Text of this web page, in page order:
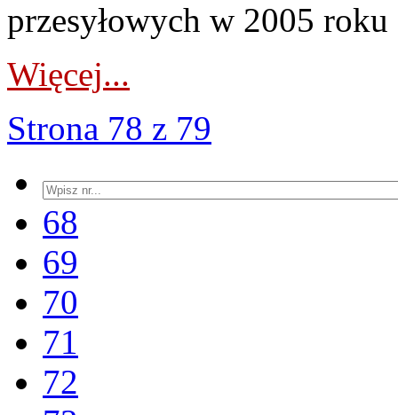
przesyłowych w 2005
Więcej...
Strona 78 z 79
68
69
70
71
72